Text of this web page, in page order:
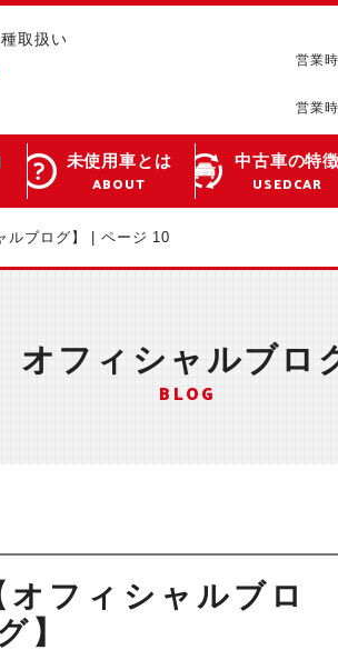
取扱い
営業
営業
未使用車とは
ABOUT
中古車の特徴
USEDCAR
ルブログ】 | ページ 10
オフィシャルブロ
BLOG
フィシャルブロ
】